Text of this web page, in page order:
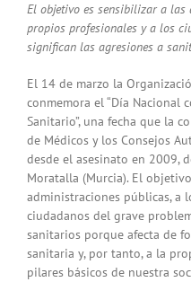
El objetivo es sensibilizar a
propios profesionales y a los
significan las agresiones a
El 14 de marzo la
conmemora el “Día Nacional
Sanitario”, una fecha que la
de Médicos y los Consejos
desde el asesinato en 2009,
Moratalla (Murcia). El
administraciones públicas, a
ciudadanos del grave
sanitarios porque afecta de
sanitaria y, por tanto, a la
pilares básicos de nuestra